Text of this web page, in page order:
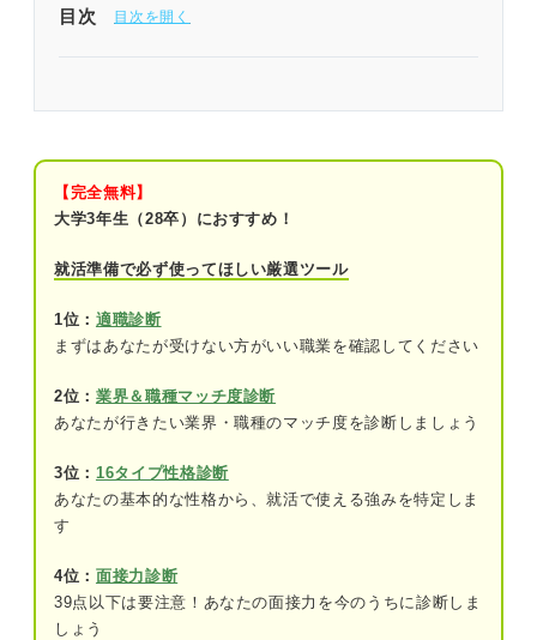
目次
読み解く
う
【完全無料】
大学3年生（28卒）におすすめ！
就活準備で必ず使ってほしい厳選ツール
1位： 適職診断
まずはあなたが受けない方がいい職業を確認してください
2位： 業界＆職種マッチ度診断
あなたが行きたい業界・職種のマッチ度を診断しましょう
3位： 16タイプ性格診断
あなたの基本的な性格から、就活で使える強みを特定しま
す
4位： 面接力診断
39点以下は要注意！あなたの面接力を今のうちに診断しま
しょう